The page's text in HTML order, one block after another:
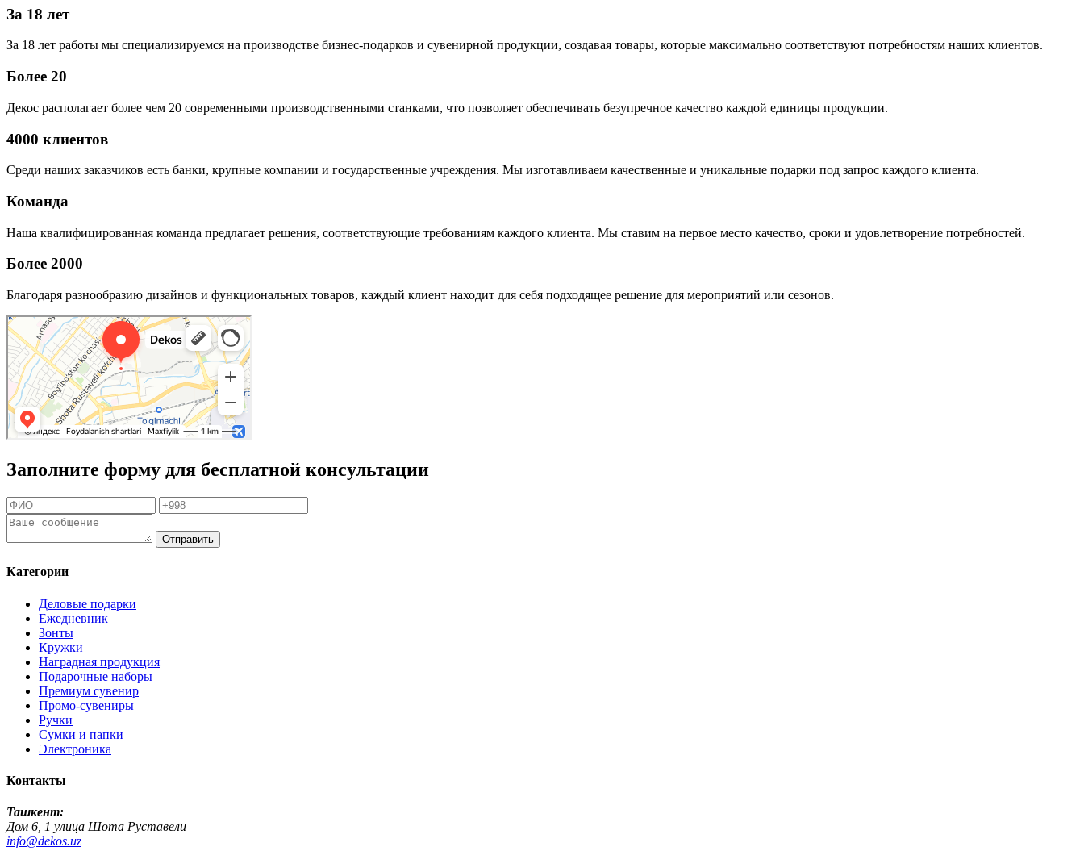
За 18 лет
За 18 лет работы мы специализируемся на производстве бизнес-подарков и сувенирной продукции, создавая товары, которые максимально соответствуют потребностям наших клиентов.
Более 20
Декос располагает более чем 20 современными производственными станками, что позволяет обеспечивать безупречное качество каждой единицы продукции.
4000 клиентов
Среди наших заказчиков есть банки, крупные компании и государственные учреждения. Мы изготавливаем качественные и уникальные подарки под запрос каждого клиента.
Команда
Наша квалифицированная команда предлагает решения, соответствующие требованиям каждого клиента. Мы ставим на первое место качество, сроки и удовлетворение потребностей.
Более 2000
Благодаря разнообразию дизайнов и функциональных товаров, каждый клиент находит для себя подходящее решение для мероприятий или сезонов.
Заполните форму для бесплатной консультации
Отправить
Категории
Деловые подарки
Ежедневник
Зонты
Кружки
Наградная продукция
Подарочные наборы
Премиум сувенир
Промо-сувениры
Ручки
Сумки и папки
Электроника
Контакты
Ташкент:
Дом 6, 1 улица Шота Руставели
info@dekos.uz